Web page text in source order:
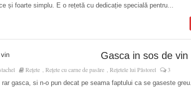
și foarte simplu. E o rețetă cu dedicație specială pentru...
Gasca in sos de vin
Rețete , Rețete cu carne de pasăre , Rețetele lui Păstorel 3
gasca, si n-o pun decat pe seama faptului ca se gaseste